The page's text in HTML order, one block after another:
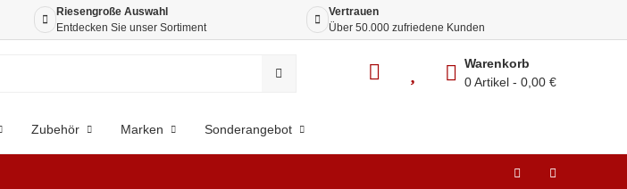
Riesengroße Auswahl
Entdecken Sie unser Sortiment
Vertrauen
Über 50.000 zufriedene Kunden
Zubehör Marken Sonderangebot
Warenkorb
0 Artikel
0,00 €